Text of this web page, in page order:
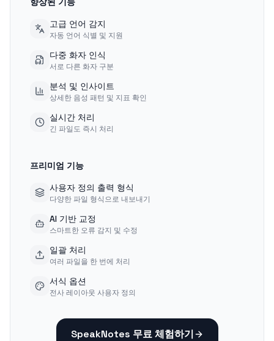
고급 언어 감지
자동 언어 식별 및 지원
다중 화자 인식
서로 다른 화자 구분
분석 및 인사이트
상세한 음성 패턴 및 지표 확인
실시간 처리
긴 파일도 즉시 처리
프리미엄 기능
사용자 정의 출력 형식
다양한 파일 형식으로 내보내기
AI 기반 교정
스마트한 오류 감지 및 수정
일괄 처리
여러 파일을 한 번에 처리
서식 옵션
전사 레이아웃 사용자 정의
SpeakNotes 무료 체험하기